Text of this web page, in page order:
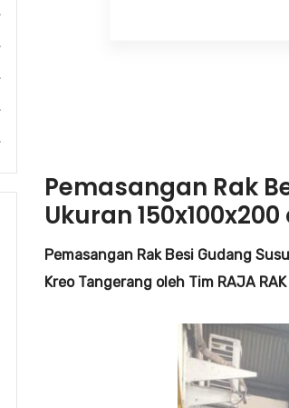
Pemasangan Rak
Ukuran
Pemasangan Rak Besi Gudang
Kreo Tangerang oleh Tim RAJA RAK